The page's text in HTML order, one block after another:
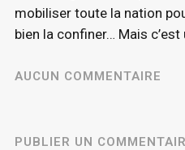
mobiliser toute la nation
bien la confiner… Mais
AUCUN COMMENTAIRE
PUBLIER UN